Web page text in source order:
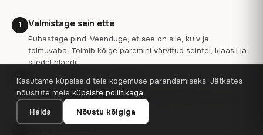
1 Valmistage sein ette
Puhastage pind. Veenduge, et see on sile, kuiv ja
tolmuvaba. Toimib kõige paremini värvitud seintel, klaasil ja
siledal plaadil.
2 Esimese paneeli joondamine
Alustage seinast vasakul pool. Koorige tagakülg 10-15 cm
kõrgusel ja joondage paneel. Kasutage esimese riba puhul
tasandit.
Apply & Smooth
Kasutame küpsiseid teie kogemuse parandamiseks. Jätkates
nõustute meie küpsiste poliitikaga.
Halda
Nõustu kõigiga